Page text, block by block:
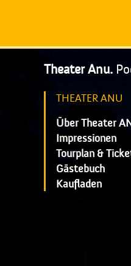
Theater Anu.
THEATER ANU
Über Theater
Impressionen
Tourplan &
Gästebuch
Kaufladen